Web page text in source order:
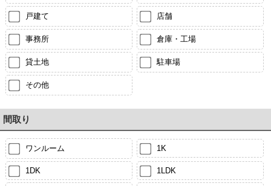
戸建て 店舗
事務所 倉庫・工場
貸土地 駐車場
その他
間取り
ワンルーム 1K
1DK 1LDK